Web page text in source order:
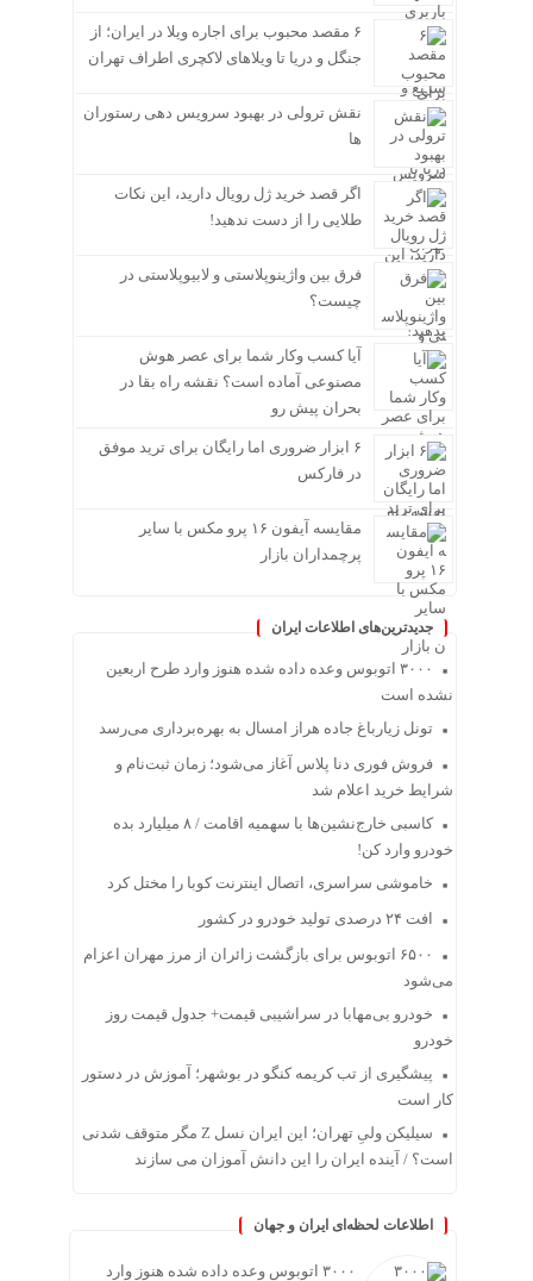
۶ مقصد محبوب برای اجاره ویلا در ایران؛ از
جنگل و دریا تا ویلاهای لاکچری اطراف تهران
نقش ترولی در بهبود سرویس دهی رستوران
ها
اگر قصد خرید ژل رویال دارید، این نکات
طلایی را از دست ندهید!
فرق بین واژینوپلاستی و لابیوپلاستی در
چیست؟
آیا کسب وکار شما برای عصر هوش
مصنوعی آماده است؟ نقشه راه بقا در
بحران پیش رو
۶ ابزار ضروری اما رایگان برای ترید موفق
در فارکس
مقایسه آیفون ۱۶ پرو مکس با سایر
پرچمداران بازار
جدیدترین‌های اطلاعات ایران
۳۰۰۰ اتوبوس وعده داده شده هنوز وارد طرح اربعین
نشده است
تونل زیارباغ جاده هراز امسال به بهره‌برداری می‌رسد
فروش فوری دنا پلاس آغاز می‌شود؛ زمان ثبت‌نام و
شرایط خرید اعلام شد
کاسبی خارج‌نشین‌ها با سهمیه اقامت / ۸ میلیارد بده
خودرو وارد کن!
خاموشی سراسری، اتصال اینترنت کوبا را مختل کرد
افت ۲۴ درصدی تولید خودرو در کشور
۶۵۰۰ اتوبوس برای بازگشت زائران از مرز مهران اعزام
می‌شود
خودرو بی‌مهابا در سراشیبی قیمت+ جدول قیمت روز
خودرو
پیشگیری از تب کریمه کنگو در بوشهر؛ آموزش در دستور
کار است
سیلیکن ولیِ تهران؛ این ایران نسل Z مگر متوقف شدنی
است؟ / آینده ایران را این دانش آموزان می سازند
اطلاعات لحظه‌ای ایران و جهان
۳۰۰۰ اتوبوس وعده داده شده هنوز وارد